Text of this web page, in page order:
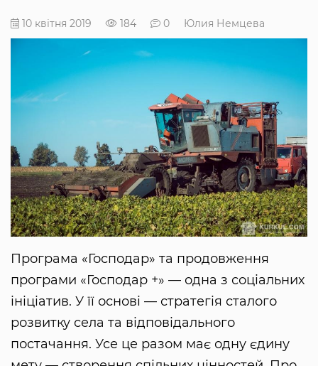
10 квітня 2019 184 0 Юлия Немцева
Програма «Господар» та продовження
програми «Господар +» — одна з соціальних
ініціатив. У її основі — стратегія сталого
розвитку села та відповідального
постачання. Усе це разом має одну єдину